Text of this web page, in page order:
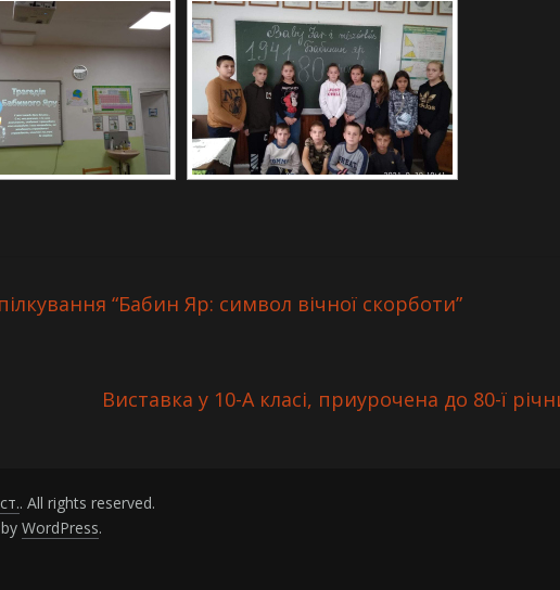
“Бабин Яр: символ вічної скорботи”
Виставка у 10-А класі, приурочена до 80-ї
. All rights reserved.
WordPress.